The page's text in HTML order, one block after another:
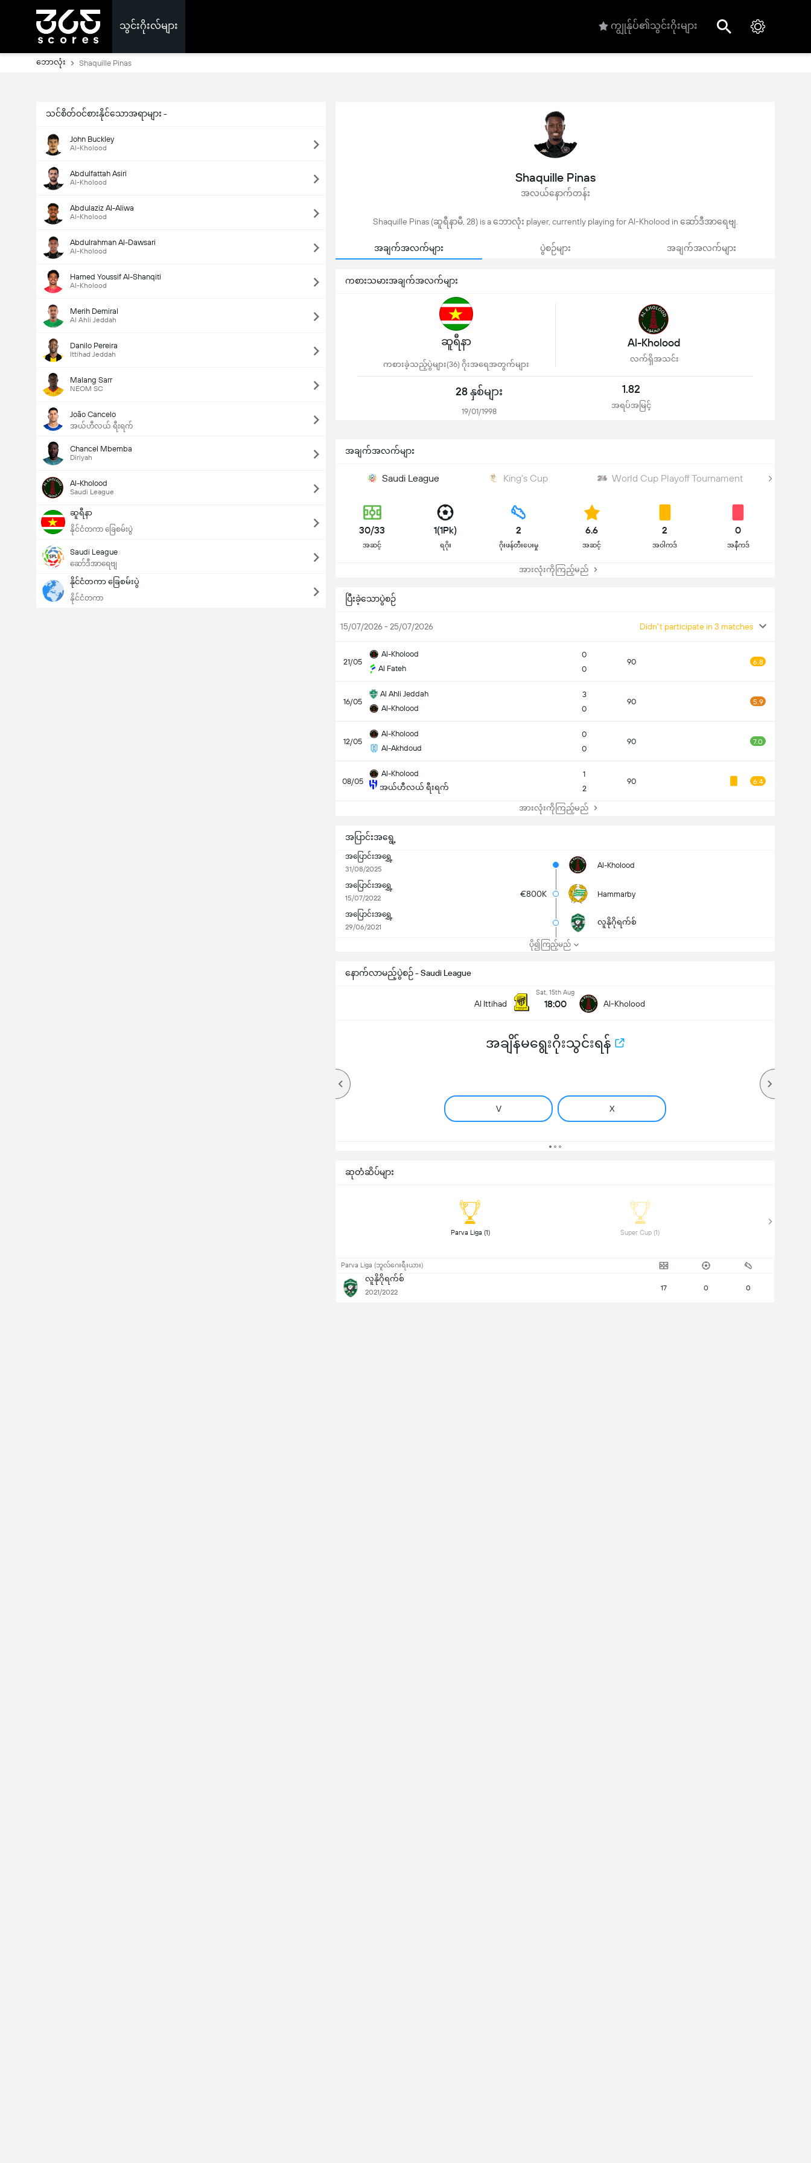
သွင်းဂိုးလ်များ ကျွုန်ုပ်၏သွင်းဂိုးများ
ဘောလုံး Shaquille Pinas
သင်စိတ်ဝင်စားနိုင်သောအရာများ -
John Buckley
Al-Kholood
Abdulfattah Asiri
Al-Kholood
Abdulaziz Al-Aliwa
Al-Kholood
Abdulrahman Al-Dawsari
Al-Kholood
Hamed Youssif Al-Shanqiti
Al-Kholood
Merih Demiral
Al Ahli Jeddah
Danilo Pereira
Ittihad Jeddah
Malang Sarr
NEOM SC
João Cancelo
အယ်ဟီလယ် ရီးရက်
Chancel Mbemba
Diriyah
Al-Kholood
Saudi League
ဆူရီနာ
နိုင်ငံတကာ ခြေစမ်းပွဲ
Saudi League
ဆော်ဒီအာရေဗျ
နိုင်ငံတကာ ခြေစမ်းပွဲ
နိုင်ငံတကာ
Shaquille Pinas
အလယ်နောက်တန်း
Shaquille Pinas (ဆူရီနာမီ, 28) is a ဘောလုံး player, currently playing for Al-Kholood in ဆော်ဒီအာရေဗျ.
အချက်အလက်များ ပွဲစဉ်များ အချက်အလက်များ
ကစားသမားအချက်အလက်များ
ဆူရီနာ
ကစားခဲ့သည့်ပွဲများ(36) ဂိုးအရေအတွက်များ
Al-Kholood
လက်ရှိအသင်း
28 နှစ်များ
19/01/1998
1.82
အရပ်အမြင့်
အချက်အလက်များ
Saudi League King's Cup World Cup Playoff Tournament
30/33
အဆင့်
1(1Pk)
ရဂိုး
2
ဂိုးဖန်တီးပေးမှု
6.6
အဆင့်
2
အဝါကဒ်
0
အနီကဒ်
အားလုံးကိုကြည့်မည်
နောက်လာမည့်ပွဲစဉ် - Saudi League
Al Ittihad
Sat, 15th Aug
18:00 Al-Kholood
အချိန်မရွေးဂိုးသွင်းရန်
V X
ပြီးခဲ့သောပွဲစဉ်
15/07/2026 - 25/07/2026 Didn't participate in 3 matches
21/05
Al-Kholood
Al Fateh
0
0
90 6.8
16/05
Al Ahli Jeddah
Al-Kholood
3
0
90 5.9
12/05
Al-Kholood
Al-Akhdoud
0
0
90 7.0
08/05
Al-Kholood
အယ်ဟီလယ် ရီးရက်
1
2
90 6.4
အားလုံးကိုကြည့်မည်
အပြာင်းအရွေ့
အပြောင်းအရွှေ့
31/08/2025
Al-Kholood
အပြောင်းအရွှေ့
15/07/2022
€800K Hammarby
အပြောင်းအရွှေ့
29/06/2021
လူနိုဂိုရက်စ်
ပို၍ကြည့်မည်
ဆုတံဆိပ်များ
Parva Liga (1)
Parva Liga (ဘူလ်ဂေးရီးယား)
လူနိုဂိုရက်စ်
2021/2022 17 0 0